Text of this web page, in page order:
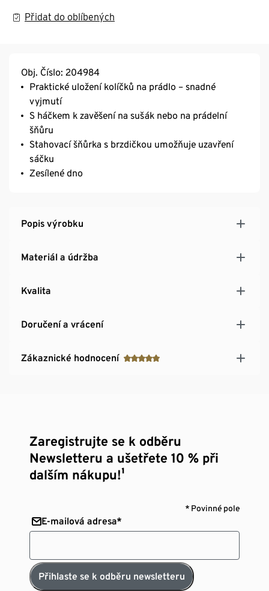
Přidat do oblíbených
Obj. Číslo: 204984
Praktické uložení kolíčků na prádlo – snadné
vyjmutí
S háčkem k zavěšení na sušák nebo na prádelní
šňůru
Stahovací šňůrka s brzdičkou umožňuje uzavření
sáčku
Zesílené dno
Popis výrobku
Materiál a údržba
Kvalita
Doručení a vrácení
Zákaznické hodnocení
Zaregistrujte se k odběru
Newsletteru a ušetřete 10 % při
dalším nákupu!¹
* Povinné pole
E-mailová adresa*
Přihlaste se k odběru newsletteru